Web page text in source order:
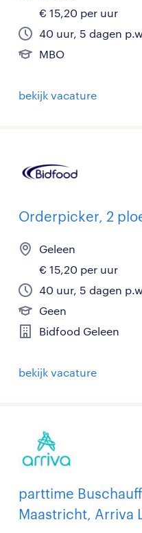
€ 15,20 per uur
40 uur, 5 dagen
MBO
bekijk vacature
Orderpicker, 2
Geleen
€ 15,20 per uur
40 uur, 5 dagen
Geen
Bidfood Geleen
bekijk vacature
parttime
Maastricht, Arriva